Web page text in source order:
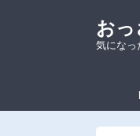
お
気になっ